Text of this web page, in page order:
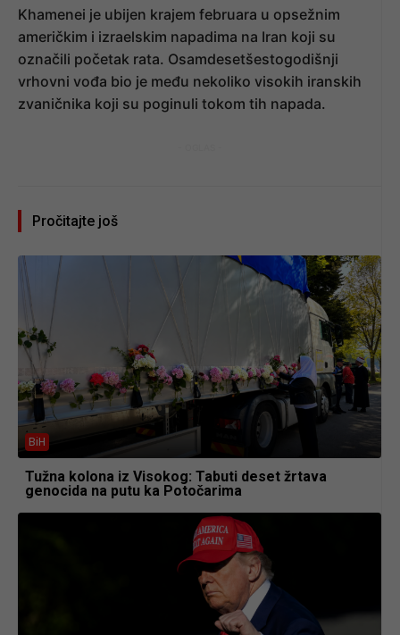
Khamenei je ubijen krajem februara u opsežnim
američkim i izraelskim napadima na Iran koji su
označili početak rata. Osamdesetšestogodišnji
vrhovni vođa bio je među nekoliko visokih iranskih
zvaničnika koji su poginuli tokom tih napada.
Pročitajte još
BiH
Tužna kolona iz Visokog: Tabuti deset žrtava
genocida na putu ka Potočarima